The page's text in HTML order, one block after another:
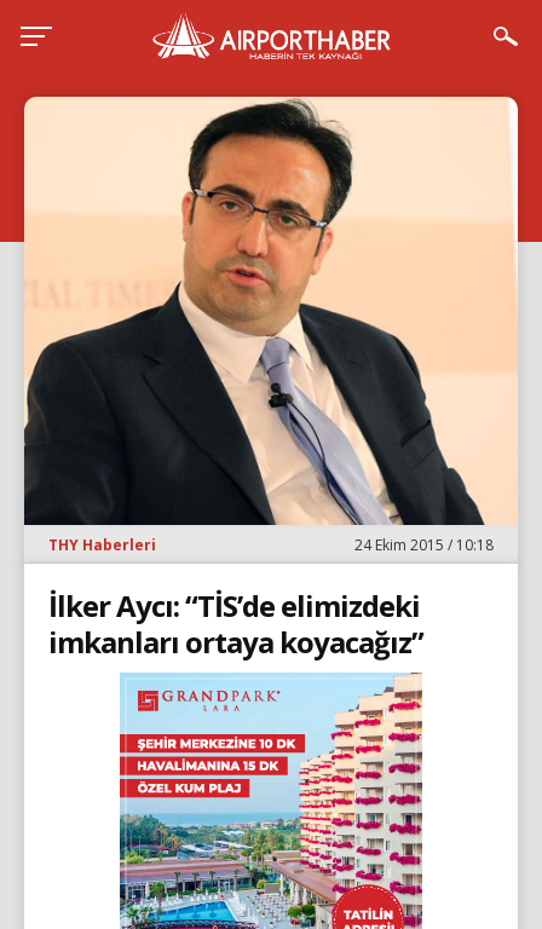
THY Haberleri 24 Ekim 2015 / 10:18
İlker Aycı: “TİS’de elimizdeki
imkanları ortaya koyacağız”